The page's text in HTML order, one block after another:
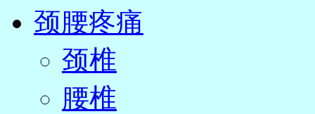
颈腰疼痛
颈椎
腰椎